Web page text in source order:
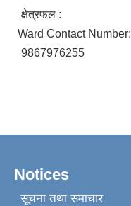
क्षेत्रफल :
Ward Contact Number:
9867976255
Notices
सूचना तथा समाचार